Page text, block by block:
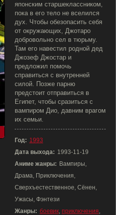
японским старшеклассником,
пока в его тело не вселился
дух. Чтобы обезопасить себя
от окружающих, Джотаро
добровольно сел в тюрьму.
Там его навестил родной дед
Джозеф Джостар и
предложил помочь
справиться с внутренней
силой. Позже парню
предстоит отправиться в
Египет, чтобы сразиться с
вампиром Дио, давним врагом
их семьи.
Год: 1993
Дата выхода: 1993-11-19
Аниме жанры: Вампиры,
Драма, Приключения,
Сверхъестественное, Сёнен,
Ужасы, Фэнтези
Жанры: боевик, приключения,